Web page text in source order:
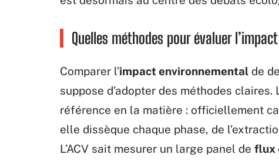
Quelles méthodes pour évaluer
Comparer l’impact environnemental de
suppose d’adopter des méthodes claires.
référence en la matière : officiellement
elle dissèque chaque phase, de
L’ACV sait mesurer un large panel de flux